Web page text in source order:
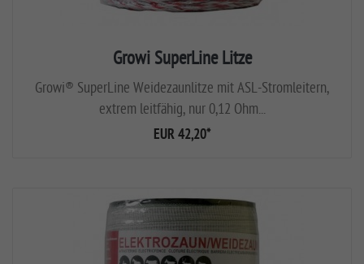
Growi SuperLine Litze
Growi® SuperLine Weidezaunlitze mit ASL-Stromleitern,
extrem leitfähig, nur 0,12 Ohm...
EUR 42,20*